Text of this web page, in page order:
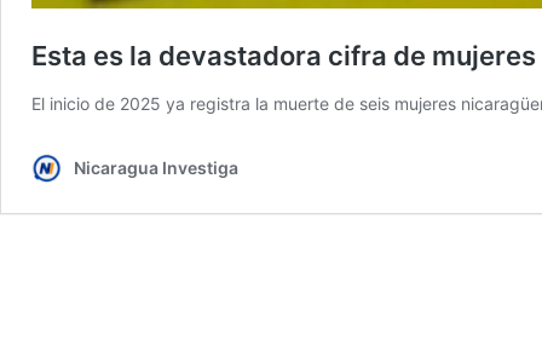
Esta es la devastadora cifra de
El inicio de 2025 ya registra la muerte de seis mujeres
Nicaragua Investiga